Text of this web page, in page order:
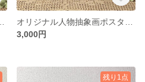
3,000円
残り1点